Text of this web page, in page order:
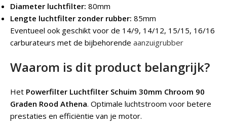
Diameter luchtfilter: 80mm
Lengte luchtfilter zonder rubber: 85mm
Eventueel ook geschikt voor de 14/9, 14/12, 15/15, 16/16
carburateurs met de bijbehorende aanzuigrubber
Waarom is dit product belangrijk?
Het Powerfilter Luchtfilter Schuim 30mm Chroom 90
Graden Rood Athena. Optimale luchtstroom voor betere
prestaties en efficiëntie van je motor.